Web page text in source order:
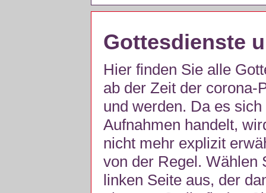
Gottesdienste
Hier finden Sie alle
ab der Zeit der corona-
und werden. Da es
Aufnahmen handelt,
nicht mehr explizit
von der Regel. Wählen
linken Seite aus, der